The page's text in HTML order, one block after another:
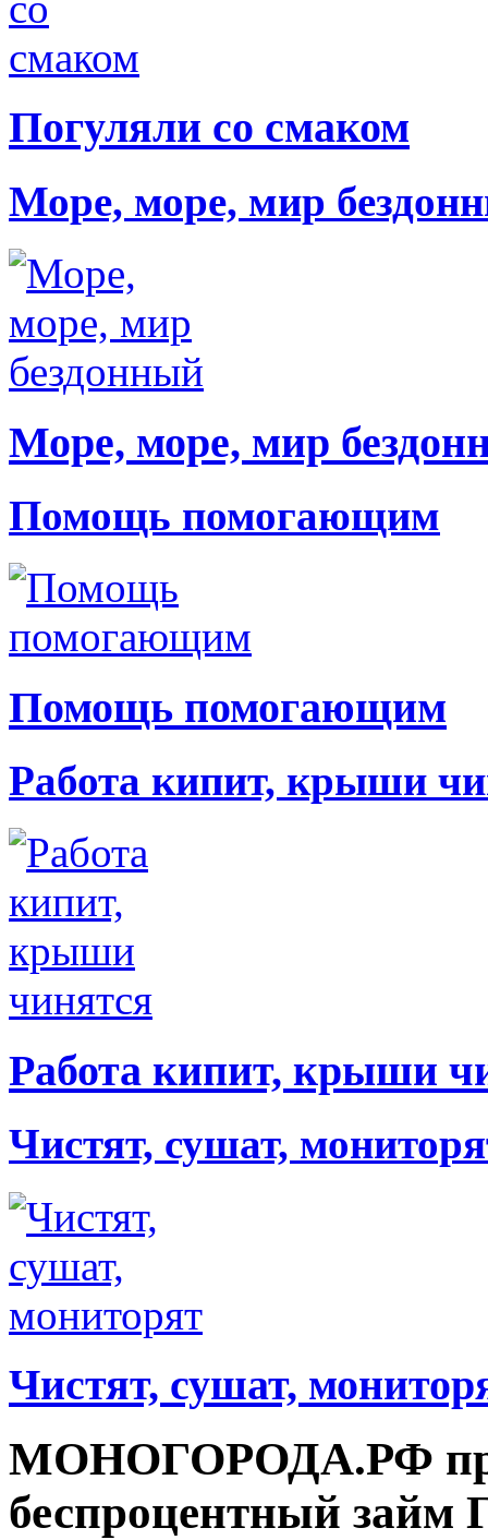
Погуляли со смаком
Море, море, мир
Море, море, мир
Помощь помогающим
Помощь помогающим
Работа кипит, крыши
Работа кипит, крыши
Чистят, сушат,
Чистят, сушат,
МОНОГОРОДА.РФ
беспроцентный займ